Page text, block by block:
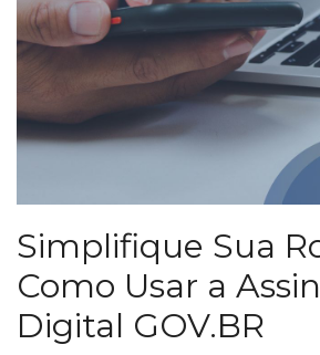
Simplifique Sua
Como Usar a
Digital GOV.BR